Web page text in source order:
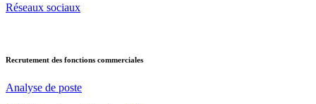
Réseaux sociaux
Recrutement des fonctions commerciales
Analyse de poste